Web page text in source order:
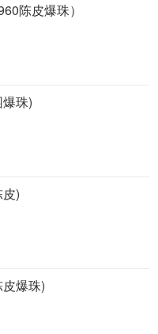
陈皮爆珠）
珠)
)
爆珠)